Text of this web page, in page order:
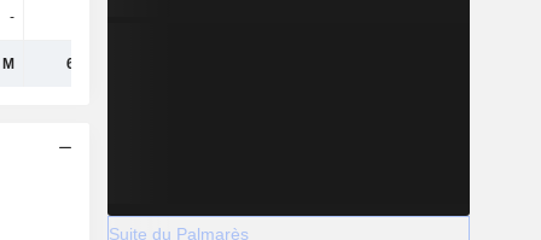
-
6,84 M
Suite du Palmarès